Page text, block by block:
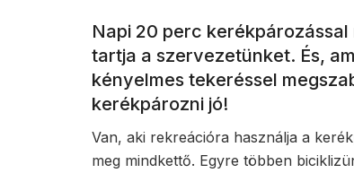
Napi 20 perc
tartja a szervezetünket. És,
kényelmes tekeréssel
kerékpározni jó!
Van, aki rekreációra használja a
meg mindkettő. Egyre többen